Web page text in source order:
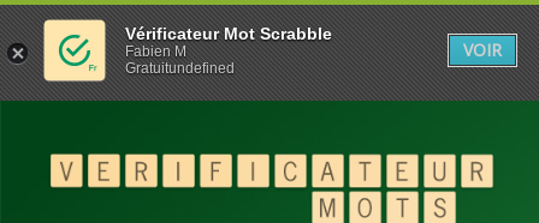
Vérificateur Mot Scrabble
Fabien M
Gratuitundefined
VOIR